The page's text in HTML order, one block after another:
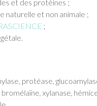
et des protéines ;
naturelle et non animale ;
;
protéase,
xylanase,